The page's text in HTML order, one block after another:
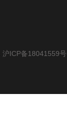
沪ICP备18041559